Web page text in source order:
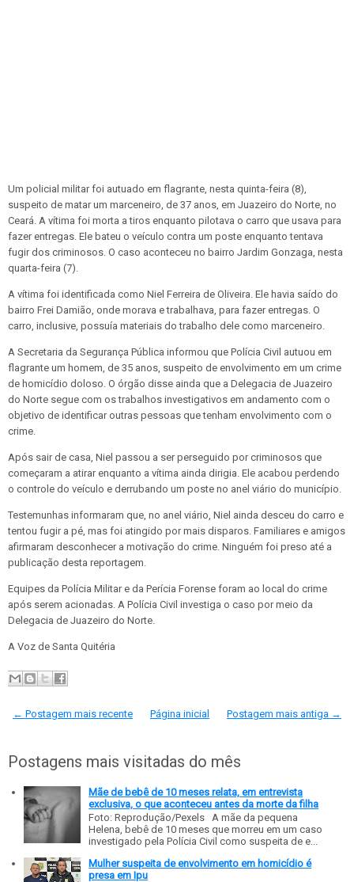
Um policial militar foi autuado em flagrante, nesta quinta-feira (8),
suspeito de matar um marceneiro, de 37 anos, em Juazeiro do Norte, no
Ceará. A vítima foi morta a tiros enquanto pilotava o carro que usava para
fazer entregas. Ele bateu o veículo contra um poste enquanto tentava
fugir dos criminosos. O caso aconteceu no bairro Jardim Gonzaga, nesta
quarta-feira (7).
A vítima foi identificada como Niel Ferreira de Oliveira. Ele havia saído do
bairro Frei Damião, onde morava e trabalhava, para fazer entregas. O
carro, inclusive, possuía materiais do trabalho dele como marceneiro.
A Secretaria da Segurança Pública informou que Polícia Civil autuou em
flagrante um homem, de 35 anos, suspeito de envolvimento em um crime
de homicídio doloso. O órgão disse ainda que a Delegacia de Juazeiro
do Norte segue com os trabalhos investigativos em andamento com o
objetivo de identificar outras pessoas que tenham envolvimento com o
crime.
Após sair de casa, Niel passou a ser perseguido por criminosos que
começaram a atirar enquanto a vítima ainda dirigia. Ele acabou perdendo
o controle do veículo e derrubando um poste no anel viário do município.
Testemunhas informaram que, no anel viário, Niel ainda desceu do carro e
tentou fugir a pé, mas foi atingido por mais disparos. Familiares e amigos
afirmaram desconhecer a motivação do crime. Ninguém foi preso até a
publicação desta reportagem.
Equipes da Polícia Militar e da Perícia Forense foram ao local do crime
após serem acionadas. A Polícia Civil investiga o caso por meio da
Delegacia de Juazeiro do Norte.
A Voz de Santa Quitéria
← Postagem mais recente Postagem mais antiga →
Página inicial
Postagens mais visitadas do mês
Mãe de bebê de 10 meses relata, em entrevista
exclusiva, o que aconteceu antes da morte da filha
Foto: Reprodução/Pexels A mãe da pequena
Helena, bebê de 10 meses que morreu em um caso
investigado pela Polícia Civil como suspeita de e...
Mulher suspeita de envolvimento em homicídio é
presa em Ipu